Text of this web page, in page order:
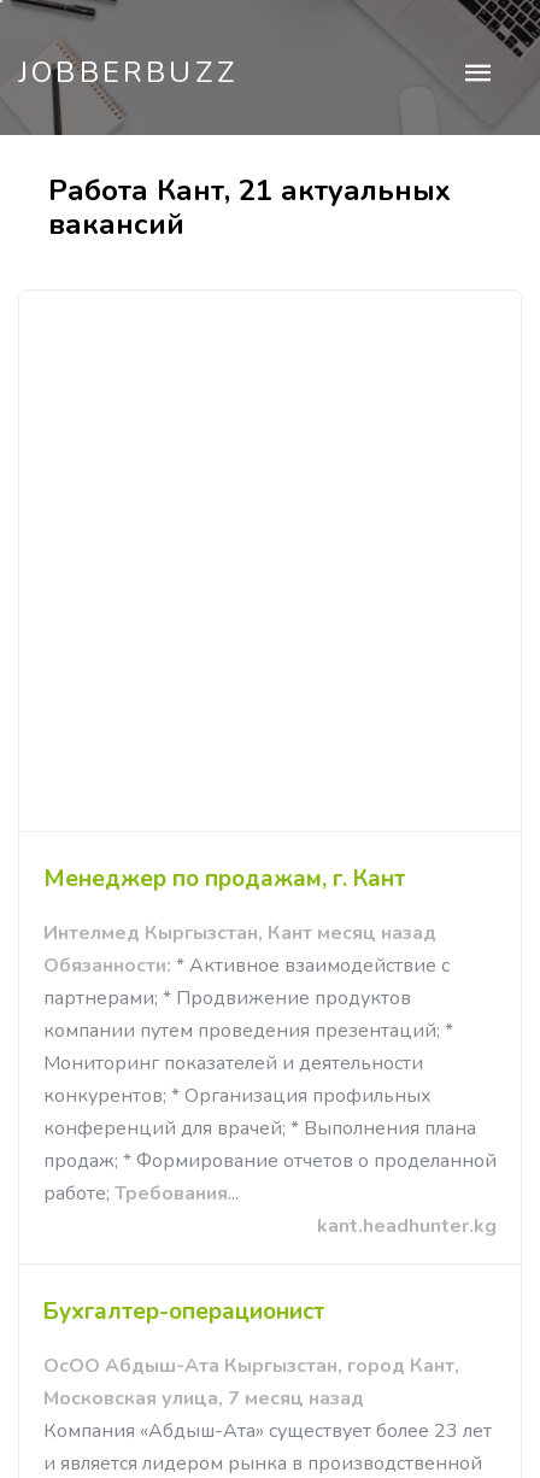
JOBBERBUZZ
Работа Кант, 21 актуальных
вакансий
Менеджер по продажам, г. Кант
Интелмед Кыргызстан, Кант месяц назад
Обязанности: * Активное взаимодействие с
партнерами; * Продвижение продуктов
компании путем проведения презентаций; *
Мониторинг показателей и деятельности
конкурентов; * Организация профильных
конференций для врачей; * Выполнения плана
продаж; * Формирование отчетов о проделанной
работе; Требования...
kant.headhunter.kg
Бухгалтер-операционист
ОсОО Абдыш-Ата Кыргызстан, город Кант,
Московская улица, 7 месяц назад
Компания «Абдыш-Ата» существует более 23 лет
и является лидером рынка в производственной